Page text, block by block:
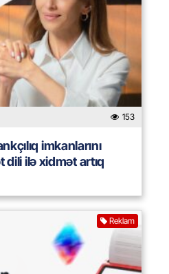
153
imkanlarını
ilə xidmət artıq
Reklam